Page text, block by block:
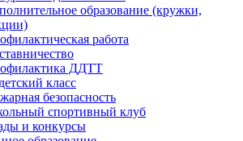
образование (кружки,
работа
ДДТТ
класс
безопасность
спортивный клуб
и конкурсы